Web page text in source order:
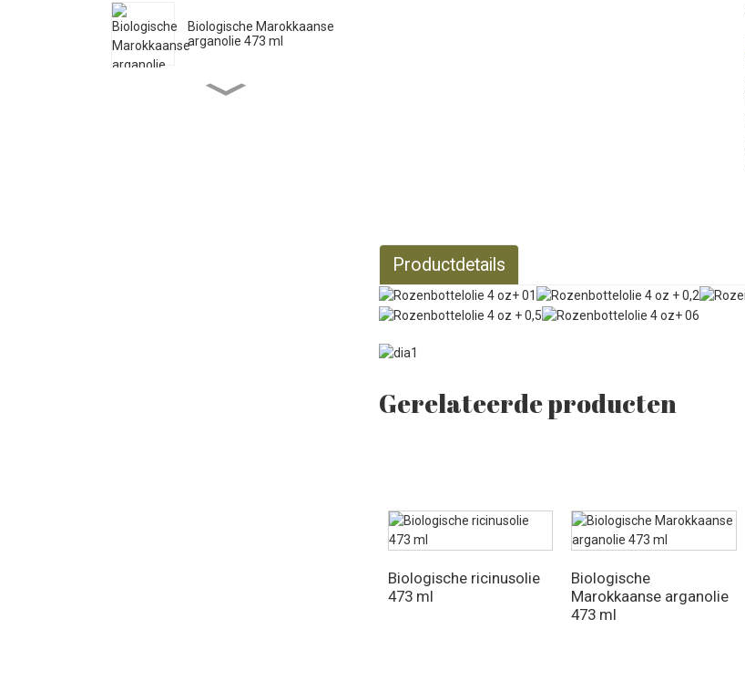
Biologische Marokkaanse
arganolie 473 ml
Productdetails
Gerelateerde producten
Biologische ricinusolie
473 ml
Biologische
Marokkaanse arganolie
473 ml